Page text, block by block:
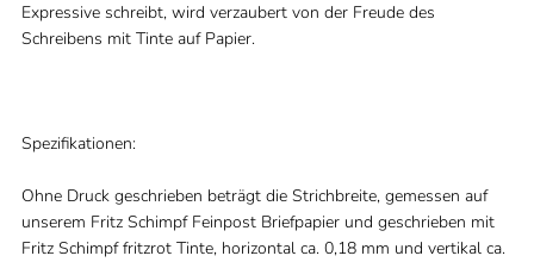
Expressive schreibt, wird verzaubert von der Freude des
Schreibens mit Tinte auf Papier.
Spezifikationen:
Ohne Druck geschrieben beträgt die Strichbreite, gemessen auf
unserem Fritz Schimpf Feinpost Briefpapier und geschrieben mit
Fritz Schimpf fritzrot Tinte, horizontal ca. 0,18 mm und vertikal ca.